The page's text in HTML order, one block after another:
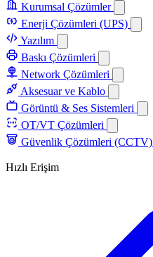
Kurumsal Çözümler
Enerji Çözümleri (UPS)
Yazılım
Baskı Çözümleri
Network Çözümleri
Aksesuar ve Kablo
Görüntü & Ses Sistemleri
OT/VT Çözümleri
Güvenlik Çözümleri (CCTV)
Hızlı Erişim